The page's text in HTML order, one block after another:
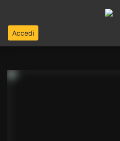
Accedi